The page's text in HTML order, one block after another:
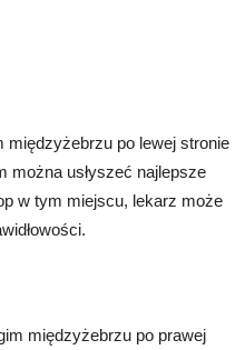
międzyżebrzu po lewej stronie
można usłyszeć najlepsze
w tym miejscu, lekarz może
międzyżebrzu po prawej